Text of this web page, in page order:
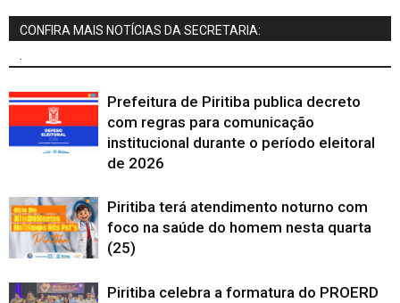
CONFIRA MAIS NOTÍCIAS DA SECRETARIA:
.
Prefeitura de Piritiba publica decreto
com regras para comunicação
institucional durante o período eleitoral
de 2026
Piritiba terá atendimento noturno com
foco na saúde do homem nesta quarta
(25)
Piritiba celebra a formatura do PROERD